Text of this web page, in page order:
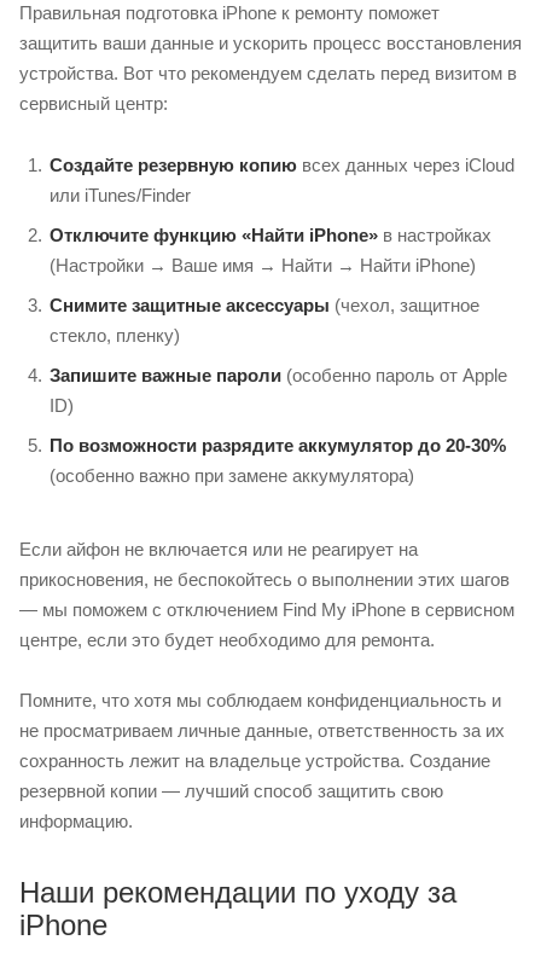
Правильная подготовка iPhone к ремонту поможет
защитить ваши данные и ускорить процесс восстановления
устройства. Вот что рекомендуем сделать перед визитом в
сервисный центр:
Создайте резервную копию всех данных через iCloud
или iTunes/Finder
Отключите функцию «Найти iPhone» в настройках
(Настройки → Ваше имя → Найти → Найти iPhone)
Снимите защитные аксессуары (чехол, защитное
стекло, пленку)
Запишите важные пароли (особенно пароль от Apple
ID)
По возможности разрядите аккумулятор до 20-30%
(особенно важно при замене аккумулятора)
Если айфон не включается или не реагирует на
прикосновения, не беспокойтесь о выполнении этих шагов
— мы поможем с отключением Find My iPhone в сервисном
центре, если это будет необходимо для ремонта.
Помните, что хотя мы соблюдаем конфиденциальность и
не просматриваем личные данные, ответственность за их
сохранность лежит на владельце устройства. Создание
резервной копии — лучший способ защитить свою
информацию.
Наши рекомендации по уходу за
iPhone